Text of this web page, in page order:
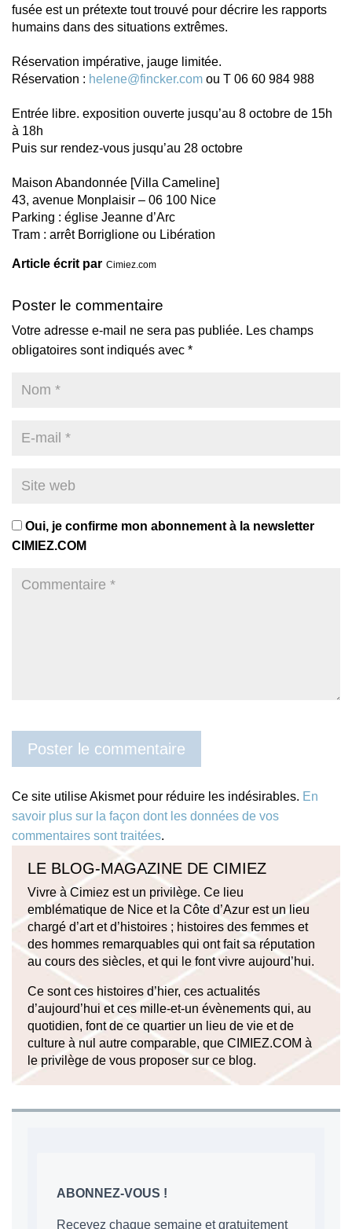
fusée est un prétexte tout trouvé pour décrire les rapports
humains dans des situations extrêmes.
Réservation impérative, jauge limitée.
Réservation : helene@fincker.com ou T 06 60 984 988
Entrée libre. exposition ouverte jusqu’au 8 octobre de 15h
à 18h
Puis sur rendez-vous jusqu’au 28 octobre
Maison Abandonnée [Villa Cameline]
43, avenue Monplaisir – 06 100 Nice
Parking : église Jeanne d’Arc
Tram : arrêt Borriglione ou Libération
Article écrit par Cimiez.com
Poster le commentaire
Votre adresse e-mail ne sera pas publiée. Les champs
obligatoires sont indiqués avec *
Oui, je confirme mon abonnement à la newsletter
CIMIEZ.COM
Ce site utilise Akismet pour réduire les indésirables. En
savoir plus sur la façon dont les données de vos
commentaires sont traitées.
LE BLOG-MAGAZINE DE CIMIEZ
Vivre à Cimiez est un privilège. Ce lieu
emblématique de Nice et la Côte d’Azur est un lieu
chargé d’art et d’histoires ; histoires des femmes et
des hommes remarquables qui ont fait sa réputation
au cours des siècles, et qui le font vivre aujourd’hui.
Ce sont ces histoires d’hier, ces actualités
d’aujourd’hui et ces mille-et-un évènements qui, au
quotidien, font de ce quartier un lieu de vie et de
culture à nul autre comparable, que CIMIEZ.COM à
le privilège de vous proposer sur ce blog.
ABONNEZ-VOUS !
Recevez chaque semaine et gratuitement